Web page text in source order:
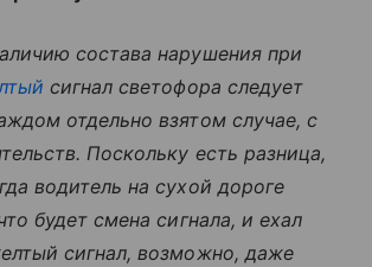
состава нарушения при
сигнал светофора следует
отдельно взятом случае, с
Поскольку есть разница,
водитель на сухой дороге
будет смена сигнала, и ехал
сигнал, возможно, даже